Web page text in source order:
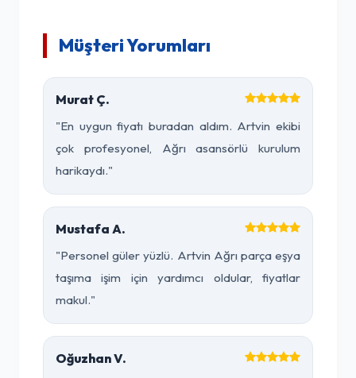
Müşteri Yorumları
Murat Ç.
"En uygun fiyatı buradan aldım. Artvin ekibi
çok profesyonel, Ağrı asansörlü kurulum
harikaydı."
Mustafa A.
"Personel güler yüzlü. Artvin Ağrı parça eşya
taşıma işim için yardımcı oldular, fiyatlar
makul."
Oğuzhan V.